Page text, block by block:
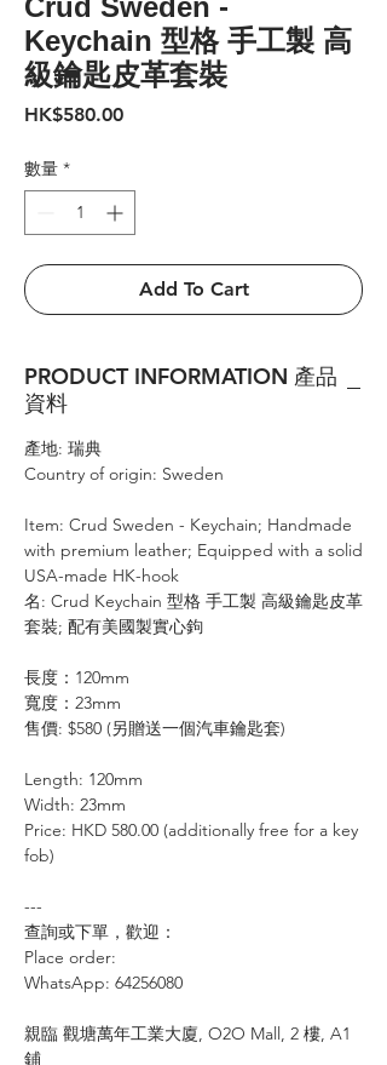
Crud Sweden -
Keychain 型格 手工製 高
級鑰匙皮革套裝
HK$580.00價
數量 *
Add To Cart
PRODUCT INFORMATION 產品
資料
產地: 瑞典
Country of origin: Sweden
Item: Crud Sweden - Keychain; Handmade
with premium leather; Equipped with a solid
USA-made HK-hook
名: Crud Keychain 型格 手工製 高級鑰匙皮革
套裝; 配有美國製實心鉤
長度：120mm
寬度：23mm
售價: $580 (另贈送一個汽車鑰匙套)
Length: 120mm
Width: 23mm
Price: HKD 580.00 (additionally free for a key
fob)
---
查詢或下單，歡迎：
Place order:
WhatsApp: 64256080
親臨 觀塘萬年工業大廈, O2O Mall, 2 樓, A1
鋪